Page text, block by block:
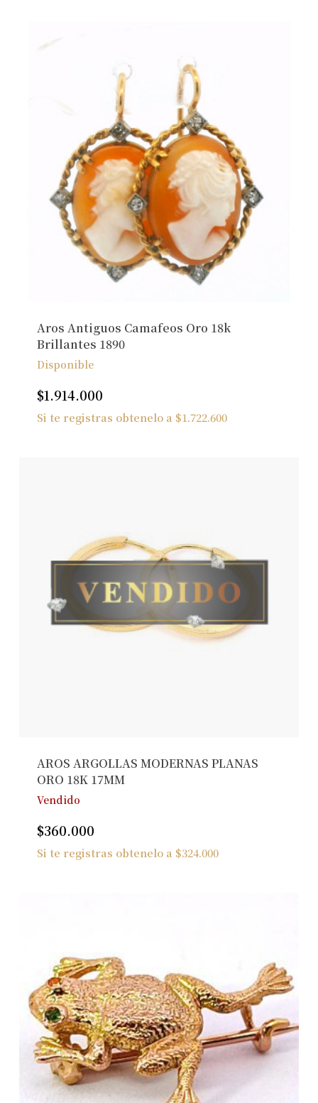
Aros Antiguos Camafeos Oro 18k
Brillantes 1890
Disponible
$1.914.000
Si te registras obtenelo a $1.722.600
AROS ARGOLLAS MODERNAS PLANAS
ORO 18K 17MM
Vendido
$360.000
Si te registras obtenelo a $324.000